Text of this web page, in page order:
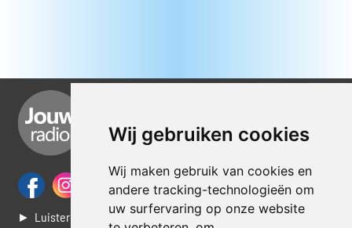
Wij gebruiken cookies
Wij maken gebruik van cookies en
andere tracking-technologieën om
uw surfervaring op onze website
► Luisteren naar Jouwradio